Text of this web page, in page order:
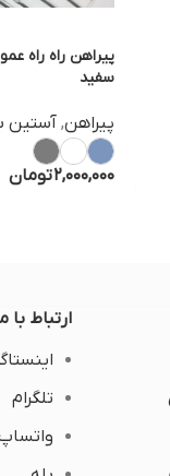
پیراهن راه راه
سفید
پیراهن,آستین
2,000,000تومان
ارتباط با
تلگرام